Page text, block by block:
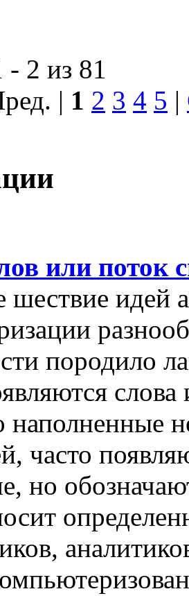
2 из 81
| 1 2 3 4 5 |
или поток
шествие идей
породило
наполненные
часто
но